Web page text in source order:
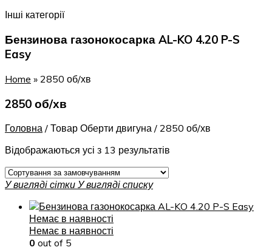
Інші категорії
Бензинова газонокосарка AL-KO 4.20 P-S
Easy
Home » 2850 об/хв
2850 об/хв
Головна / Товар Оберти двигуна / 2850 об/хв
Відображаються усі з 13 результатів
У вигляді сітки У вигляді списку
Немає в наявності
Немає в наявності
0 out of 5